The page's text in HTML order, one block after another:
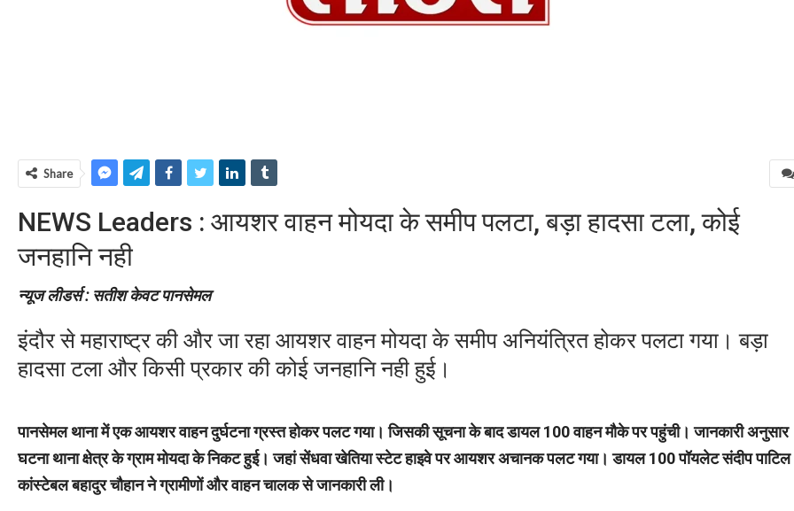
Share
NEWS Leaders : आयशर वाहन मोयदा के समीप पलटा, बड़ा हादसा टला, कोई
जनहानि नही
न्यूज लीडर्स : सतीश केवट पानसेमल
इंदौर से महाराष्ट्र की और जा रहा आयशर वाहन मोयदा के समीप अनियंत्रित होकर पलटा गया। बड़ा
हादसा टला और किसी प्रकार की कोई जनहानि नही हुई।
पानसेमल थाना में एक आयशर वाहन दुर्घटना ग्रस्त होकर पलट गया। जिसकी सूचना के बाद डायल 100 वाहन मौके पर पहुंची। जानकारी अनुसार
घटना थाना क्षेत्र के ग्राम मोयदा के निकट हुई। जहां सेंधवा खेतिया स्टेट हाइवे पर आयशर अचानक पलट गया। डायल 100 पॉयलेट संदीप
कांस्टेबल बहादुर चौहान ने ग्रामीणों और वाहन चालक से जानकारी ली।